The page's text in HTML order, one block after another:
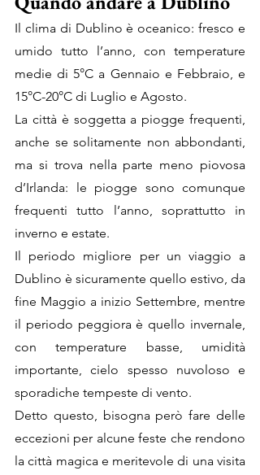
Il clima di Dublino è oceanico: fresco e
umido tutto l’anno, con temperature
medie di 5°C a Gennaio e Febbraio, e
15°C-20°C di Luglio e Agosto.
La città è soggetta a piogge frequenti,
anche se solitamente non abbondanti,
ma si trova nella parte meno piovosa
d’Irlanda: le piogge sono comunque
frequenti tutto l’anno, soprattutto in
inverno e estate.
Il periodo migliore per un viaggio a
Dublino è sicuramente quello estivo, da
fine Maggio a inizio Settembre, mentre
il periodo peggiora è quello invernale,
con temperature basse, umidità
importante, cielo spesso nuvoloso e
sporadiche tempeste di vento.
Detto questo, bisogna però fare delle
eccezioni per alcune feste che rendono
la città magica e meritevole di una visita